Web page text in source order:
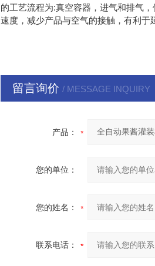
的工艺流程为:真空容器，进气和排气
速度，减少产品与空气的接触，有利于
留言询价 / MESSAGE INQUIRY
产品：
您的单位：
您的姓名：
联系电话：